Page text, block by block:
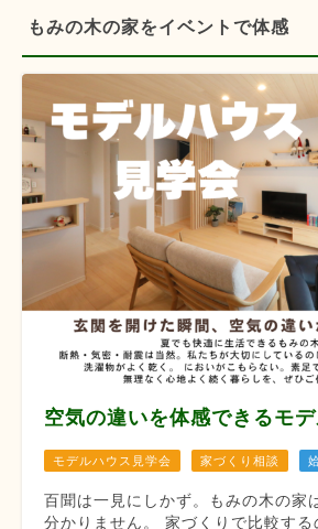
もみの木の家をイベントで体感
モデルハウス見学会 家づくり相談
百聞は一見にしかず。もみの木の家
分かりません。 家づくりで比較す